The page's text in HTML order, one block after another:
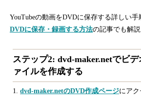
YouTubeの動画をDVDに保存する詳しい手
DVDに保存・録画する方法の記事でも解説
ステップ2: dvd-maker.netでビ
ァイルを作成する
dvd-maker.netのDVD作成ページにア